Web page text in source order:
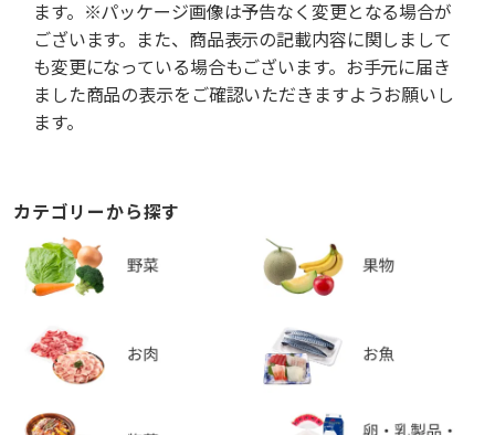
ます。※パッケージ画像は予告なく変更となる場合が
ございます。また、商品表示の記載内容に関しまして
も変更になっている場合もございます。お手元に届き
ました商品の表示をご確認いただきますようお願いし
ます。
カテゴリーから探す